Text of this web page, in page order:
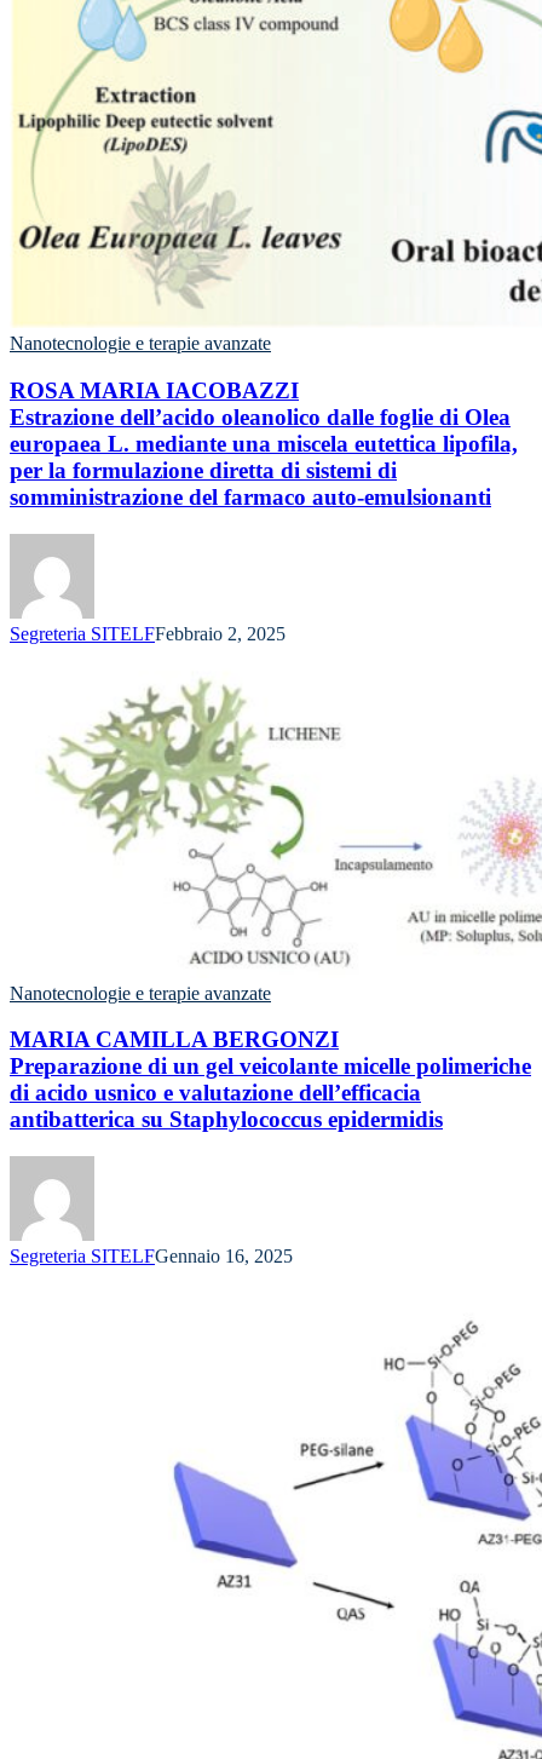
Nanotecnologie e terapie avanzate
ROSA MARIA IACOBAZZI
Estrazione dell’acido oleanolico dalle foglie di Olea
europaea L. mediante una miscela eutettica lipofila,
per la formulazione diretta di sistemi di
somministrazione del farmaco auto-emulsionanti
Segreteria SITELFFebbraio 2, 2025
Nanotecnologie e terapie avanzate
MARIA CAMILLA BERGONZI
Preparazione di un gel veicolante micelle polimeriche
di acido usnico e valutazione dell’efficacia
antibatterica su Staphylococcus epidermidis
Segreteria SITELFGennaio 16, 2025